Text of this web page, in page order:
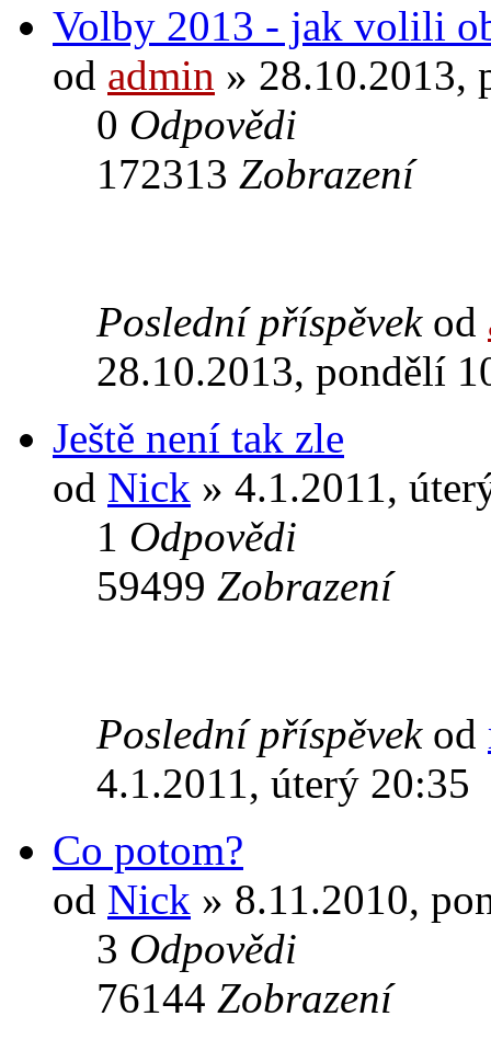
Volby 2013 - jak volili
od admin » 28.10.2013,
0 Odpovědi
172313 Zobrazení
Poslední příspěvek od
28.10.2013, pondělí
Ještě není tak zle
od Nick » 4.1.2011,
1 Odpovědi
59499 Zobrazení
Poslední příspěvek od
4.1.2011, úterý 20:35
Co potom?
od Nick » 8.11.2010,
3 Odpovědi
76144 Zobrazení